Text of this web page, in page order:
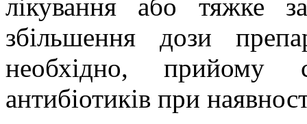
лікування або тяжке
збільшення дози
необхідно, прийому
антибіотиків при